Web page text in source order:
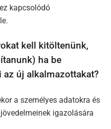
kapcsolódó
kell kitöltenünk,
ha be
új alkalmazottakat?
a személyes adatokra és
igazolására